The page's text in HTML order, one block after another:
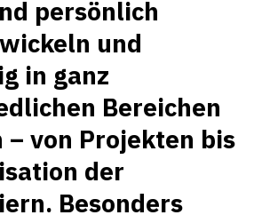
persönlich
und
in ganz
Bereichen
von Projekten bis
der
Besonders